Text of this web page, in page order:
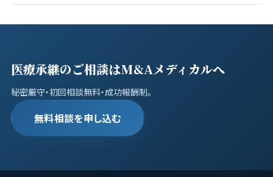
医療承継のご相談はM&Aメディカルへ
秘密厳守・初回相談無料・成功報酬制。
無料相談を申し込む